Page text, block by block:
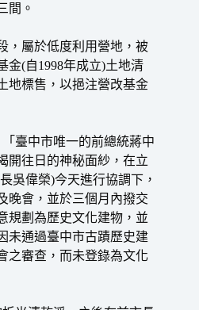
間。
，屬於低度利用營地，被
金(自1998年成立)土地清
地標售，以挹注營改基金
臺中市唯一的前總統蔣中
開往日的神秘面紗，在立
吳偉榮)今天進行協調下，
晚會，並於三個月內撥交
規劃為歷史文化建物，並
未通過臺中市古蹟歷史建
之審查，而未登錄為文化